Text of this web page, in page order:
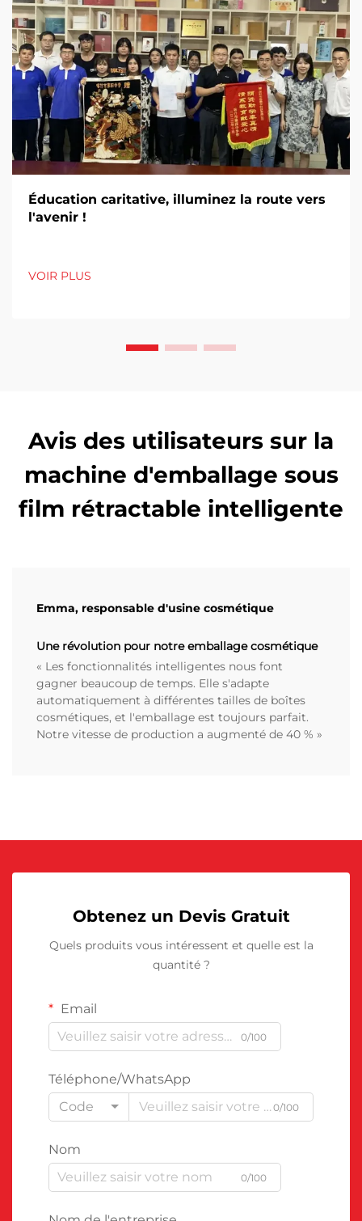
Éducation caritative, illuminez la route vers
l'avenir !
VOIR PLUS
Avis des utilisateurs sur la
machine d'emballage sous
film rétractable intelligente
Emma, responsable d'usine cosmétique
Une révolution pour notre emballage cosmétique
« Les fonctionnalités intelligentes nous font
gagner beaucoup de temps. Elle s'adapte
automatiquement à différentes tailles de boîtes
cosmétiques, et l'emballage est toujours parfait.
Notre vitesse de production a augmenté de 40 % »
Obtenez un Devis Gratuit
Quels produits vous intéressent et quelle est la
quantité ?
Email
0/100
Téléphone/WhatsApp
Code
0/100
Nom
0/100